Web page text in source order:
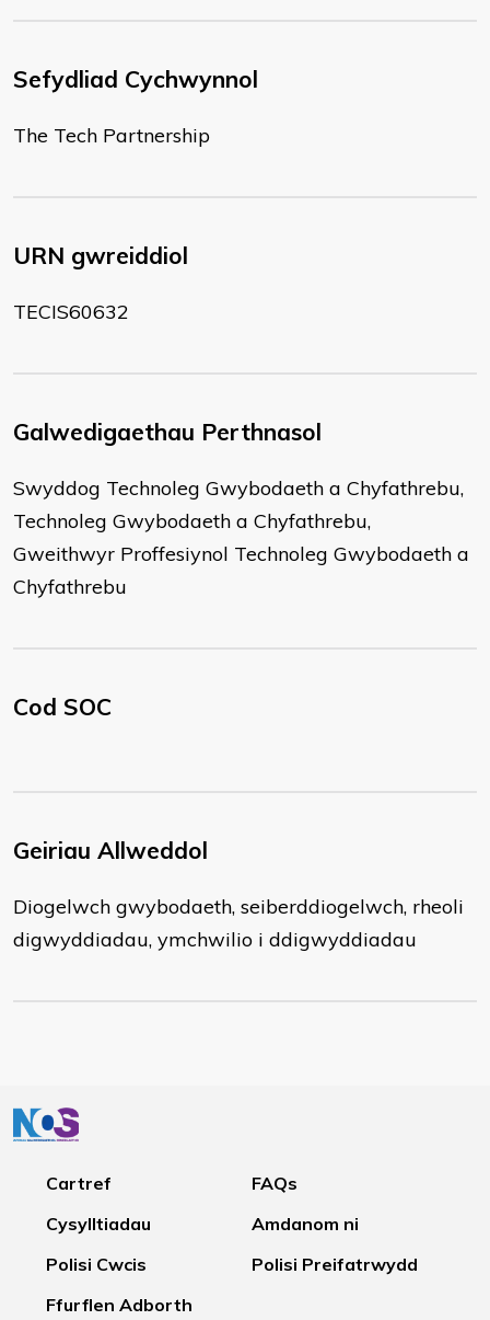
Sefydliad Cychwynnol
The Tech Partnership
URN gwreiddiol
TECIS60632
Galwedigaethau Perthnasol
Swyddog Technoleg Gwybodaeth a Chyfathrebu,
Technoleg Gwybodaeth a Chyfathrebu,
Gweithwyr Proffesiynol Technoleg Gwybodaeth a
Chyfathrebu
Cod SOC
Geiriau Allweddol
Diogelwch gwybodaeth, seiberddiogelwch, rheoli
digwyddiadau, ymchwilio i ddigwyddiadau
Cartref
FAQs
Cysylltiadau
Amdanom ni
Polisi Cwcis
Polisi Preifatrwydd
Ffurflen Adborth